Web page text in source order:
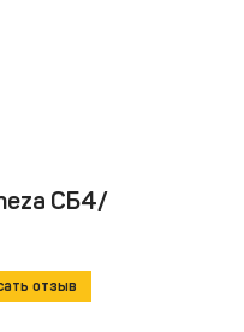
СБ4/
отзыв